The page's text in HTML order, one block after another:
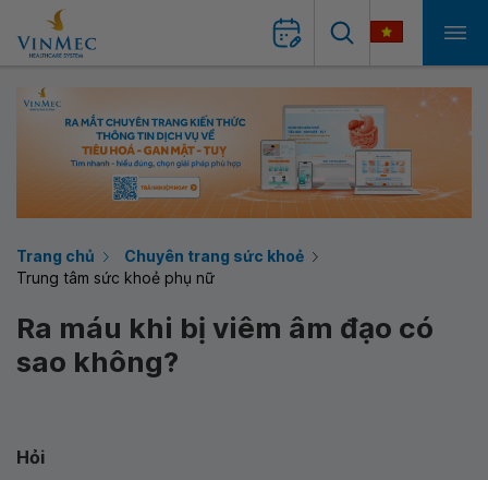
Trang chủ
Chuyên trang sức khoẻ
Trung tâm sức khoẻ phụ nữ
Ra máu khi bị viêm âm đạo có
sao không?
Hỏi